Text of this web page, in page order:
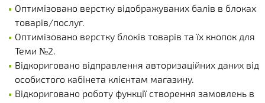
Оптимізовано верстку відображуваних балів в блоках
товарів/послуг.
Оптимізовано верстку блоків товарів та їх кнопок для
Теми №2.
Відкориговано відправлення авторизаційних даних від
особистого кабінета клієнтам магазину.
Відкориговано роботу функції створення замовлень в